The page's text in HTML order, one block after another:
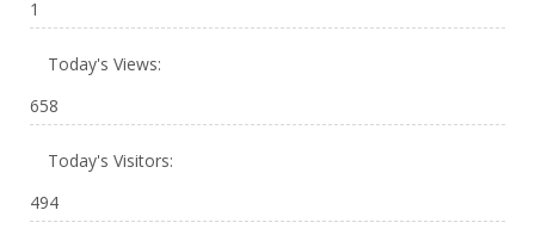
1
Today's Views:
658
Today's Visitors:
494